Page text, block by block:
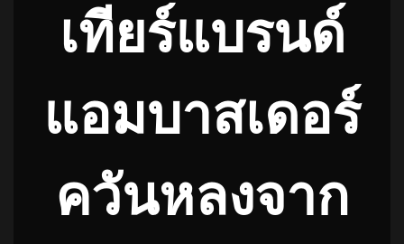
เทียร์แบรนด์
แอมบาสเดอร์
ควันหลงจาก